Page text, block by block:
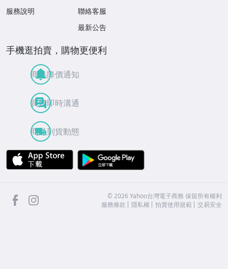
服務說明
聯絡客服
最新公告
手機逛拍賣，購物更便利
商品降價通知
買賣即時溝通
商品到貨動態
APP Store
facebook ©2026 Yahoo台灣電子商務 保留所有權利
服務條款
隱私權 拍賣使用規範 交易安全